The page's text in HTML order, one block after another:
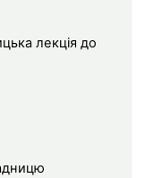
лекція до